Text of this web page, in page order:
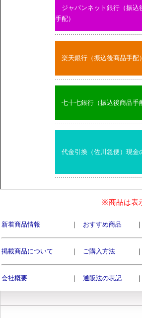
ジャパンネット銀行（振込
手配）
楽天銀行（振込後商品手配）
七十七銀行（振込後商品手
代金引換（佐川急便）現金
※商品は表
新着商品情報 ｜ おすすめ商品 ｜
掲載商品について ｜ ご購入方法 ｜
会社概要 ｜ 通販法の表記 ｜